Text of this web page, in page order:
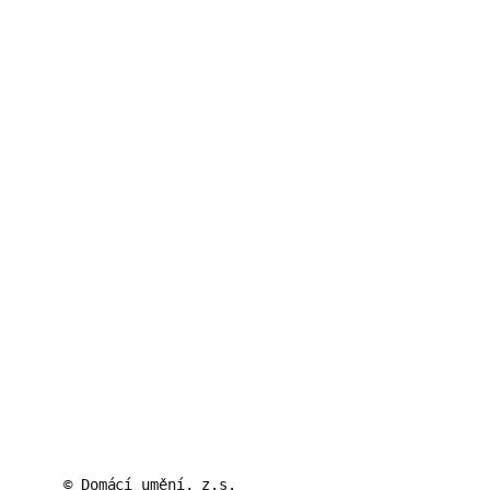
© Domácí umění, z.s.